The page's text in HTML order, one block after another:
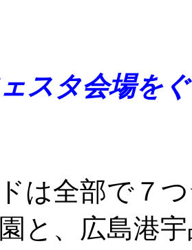
スタ会場を
ドは全部
と、広島港